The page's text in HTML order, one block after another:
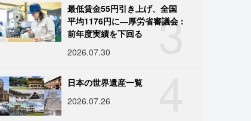
3
最低賃金55円引き上げ、全国
平均1176円に―厚労省審議会 :
前年度実績を下回る
2026.07.30
日本の世界遺産一覧
2026.07.26